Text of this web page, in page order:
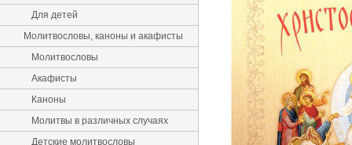
Для детей
Молитвословы, каноны и акафисты
Молитвословы
Акафисты
Каноны
Молитвы в различных случаях
Детские молитвословы